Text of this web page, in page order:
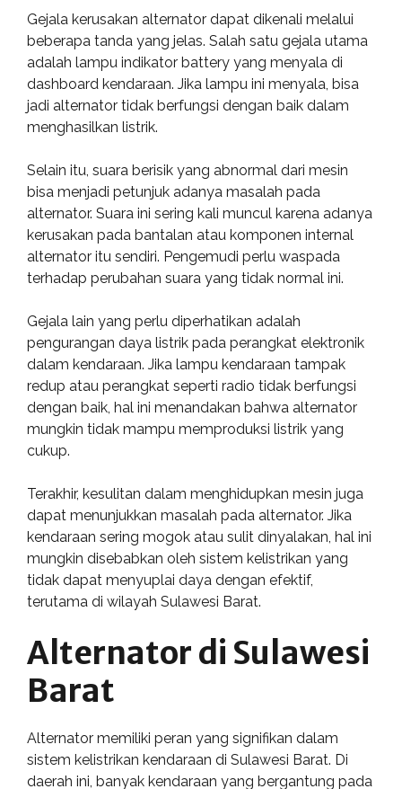
Gejala kerusakan alternator dapat dikenali melalui
beberapa tanda yang jelas. Salah satu gejala utama
adalah lampu indikator battery yang menyala di
dashboard kendaraan. Jika lampu ini menyala, bisa
jadi alternator tidak berfungsi dengan baik dalam
menghasilkan listrik.
Selain itu, suara berisik yang abnormal dari mesin
bisa menjadi petunjuk adanya masalah pada
alternator. Suara ini sering kali muncul karena adanya
kerusakan pada bantalan atau komponen internal
alternator itu sendiri. Pengemudi perlu waspada
terhadap perubahan suara yang tidak normal ini.
Gejala lain yang perlu diperhatikan adalah
pengurangan daya listrik pada perangkat elektronik
dalam kendaraan. Jika lampu kendaraan tampak
redup atau perangkat seperti radio tidak berfungsi
dengan baik, hal ini menandakan bahwa alternator
mungkin tidak mampu memproduksi listrik yang
cukup.
Terakhir, kesulitan dalam menghidupkan mesin juga
dapat menunjukkan masalah pada alternator. Jika
kendaraan sering mogok atau sulit dinyalakan, hal ini
mungkin disebabkan oleh sistem kelistrikan yang
tidak dapat menyuplai daya dengan efektif,
terutama di wilayah Sulawesi Barat.
Alternator di Sulawesi
Barat
Alternator memiliki peran yang signifikan dalam
sistem kelistrikan kendaraan di Sulawesi Barat. Di
daerah ini, banyak kendaraan yang bergantung pada